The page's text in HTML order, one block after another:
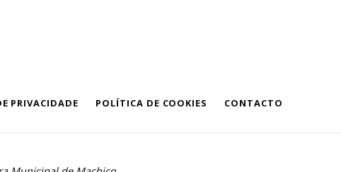
PRIVACIDADE POLÍTICA DE COOKIES CONTACTO